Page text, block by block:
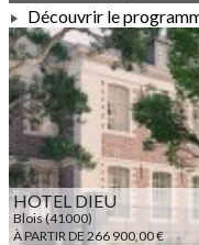
À PARTIR DE 145
Découvrir le
HOTEL DIEU
Blois (41000)
À PARTIR DE 266 900,00 €